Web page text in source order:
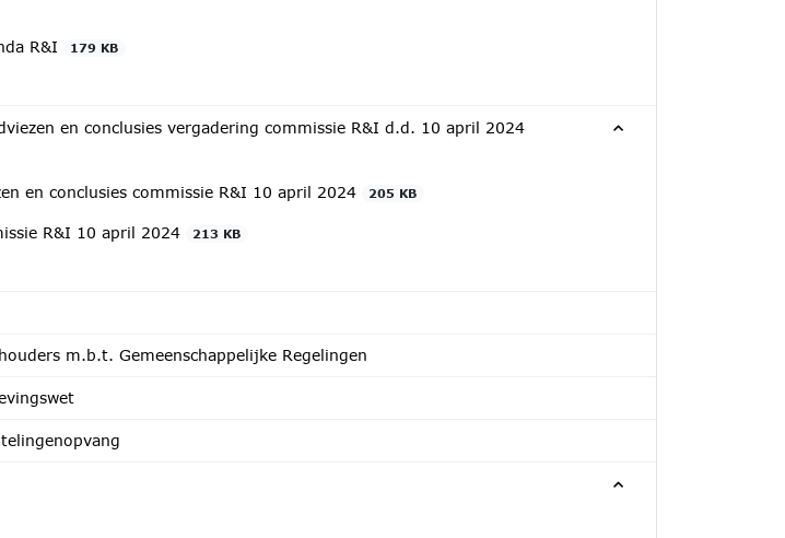
R&I
179 KB
en conclusies vergadering commissie R&I d.d. 10 april 2024
en conclusies commissie R&I 10 april 2024
205 KB
R&I 10 april 2024 213 KB
m.b.t. Gemeenschappelijke Regelingen